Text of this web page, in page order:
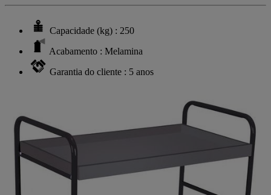
Capacidade (kg) : 250
Acabamento : Melamina
Garantia do cliente : 5 anos